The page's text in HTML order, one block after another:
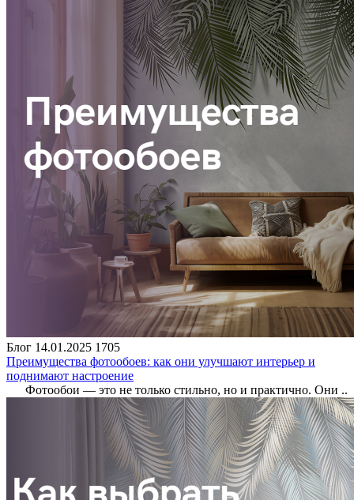
Блог 14.01.2025 1705
Преимущества фотообоев: как они улучшают интерьер и
поднимают настроение
Фотообои — это не только стильно, но и практично. Они ..